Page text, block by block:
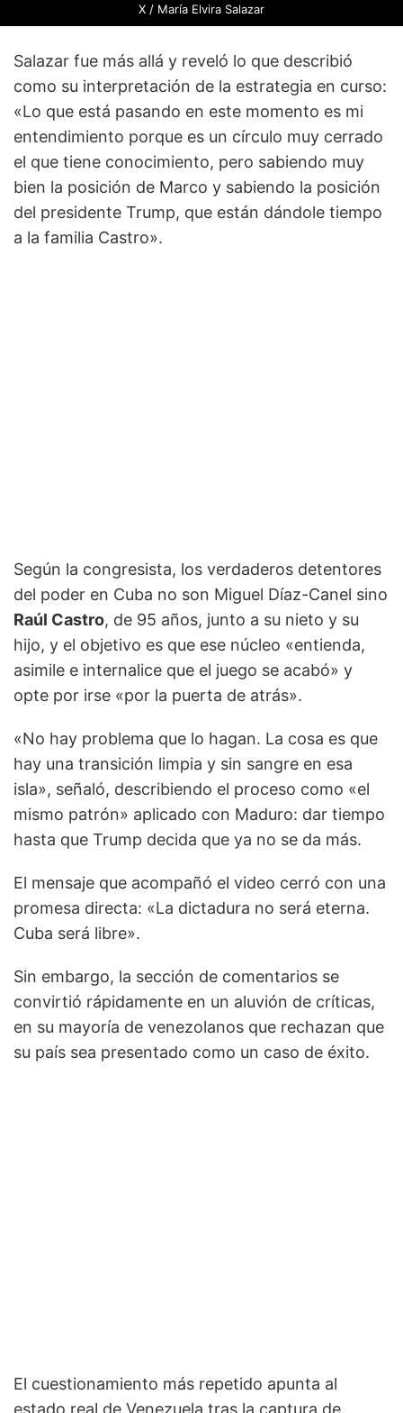
X / María Elvira Salazar
Salazar fue más allá y reveló lo que describió
como su interpretación de la estrategia en curso:
«Lo que está pasando en este momento es mi
entendimiento porque es un círculo muy cerrado
el que tiene conocimiento, pero sabiendo muy
bien la posición de Marco y sabiendo la posición
del presidente Trump, que están dándole tiempo
a la familia Castro».
Según la congresista, los verdaderos detentores
del poder en Cuba no son Miguel Díaz-Canel sino
Raúl Castro, de 95 años, junto a su nieto y su
hijo, y el objetivo es que ese núcleo «entienda,
asimile e internalice que el juego se acabó» y
opte por irse «por la puerta de atrás».
«No hay problema que lo hagan. La cosa es que
hay una transición limpia y sin sangre en esa
isla», señaló, describiendo el proceso como «el
mismo patrón» aplicado con Maduro: dar tiempo
hasta que Trump decida que ya no se da más.
El mensaje que acompañó el video cerró con una
promesa directa: «La dictadura no será eterna.
Cuba será libre».
Sin embargo, la sección de comentarios se
convirtió rápidamente en un aluvión de críticas,
en su mayoría de venezolanos que rechazan que
su país sea presentado como un caso de éxito.
El cuestionamiento más repetido apunta al
estado real de Venezuela tras la captura de